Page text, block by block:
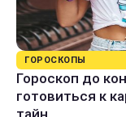
ГОРОСКОПЫ
Гороскоп до
готовиться к
тайн